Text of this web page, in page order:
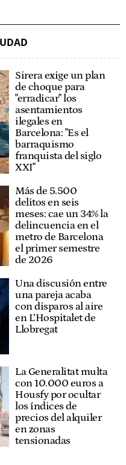
Sirera exige un plan
de choque para
"erradicar" los
asentamientos
ilegales en
Barcelona: "Es el
barraquismo
franquista del siglo
XXI"
Más de 5.500
delitos en seis
meses: cae un 34% la
delincuencia en el
metro de Barcelona
el primer semestre
de 2026
Una discusión entre
una pareja acaba
con disparos al aire
en L’Hospitalet de
Llobregat
La Generalitat multa
con 10.000 euros a
Housfy por ocultar
los índices de
precios del alquiler
en zonas
tensionadas